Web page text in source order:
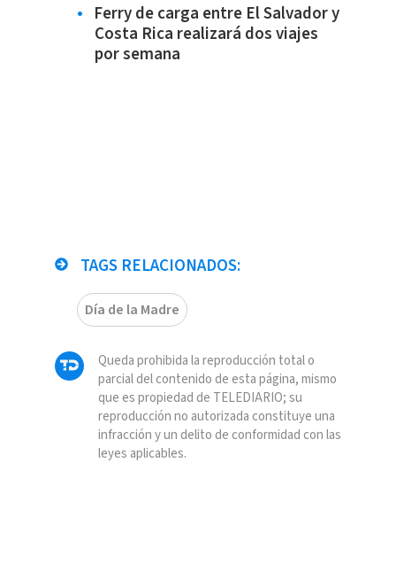
Ferry de carga entre El Salvador y
Costa Rica realizará dos viajes
por semana
TAGS RELACIONADOS:
Día de la Madre
Queda prohibida la reproducción total o
parcial del contenido de esta página, mismo
que es propiedad de TELEDIARIO; su
reproducción no autorizada constituye una
infracción y un delito de conformidad con las
leyes aplicables.